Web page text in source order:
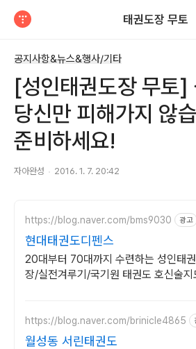
태권도장 무토
공지사항&뉴스&행사/기타
[성인태권도장 무토]
당신만 피해가지 않
준비하세요!
자아완성 2016. 1. 7. 20:42
https://blog.naver.com/bms9030 광고
현대태권도디펜스
20대부터 70대까지 수련하는 성인태
장/실전겨루기/국기원 태권도 호신술지
https://blog.naver.com/brinicle4865
월성동 서린태권도